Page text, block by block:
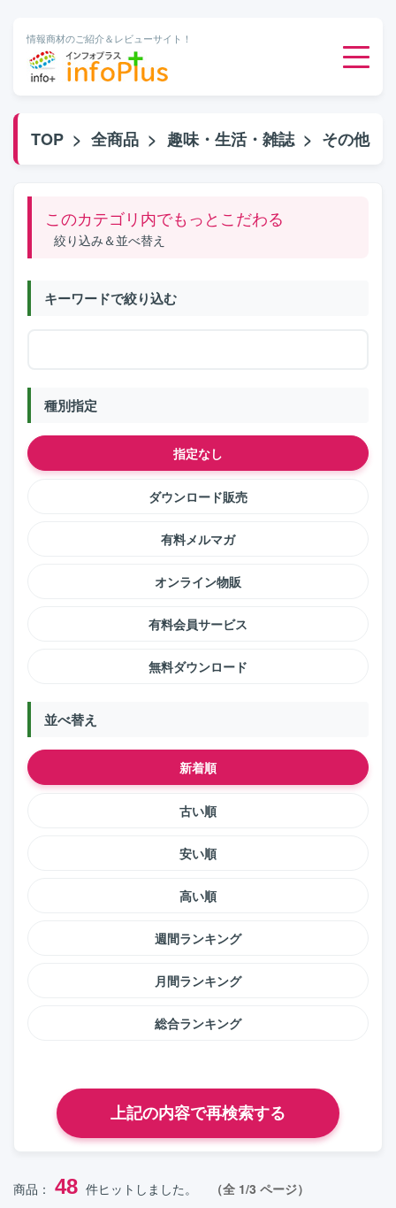
情報商材のご紹介＆レビューサイト！
オンライン物販
TOP > 全商品 > 趣味・生活・雑誌 > その他
このカテゴリ内でもっとこだわる
絞り込み＆並べ替え
キーワードで絞り込む
種別指定
指定なし
ダウンロード販売
有料メルマガ
オンライン物販
有料会員サービス
無料ダウンロード
並べ替え
新着順
古い順
安い順
高い順
週間ランキング
月間ランキング
総合ランキング
商品： 48 件ヒットしました。 （全 1/3 ページ）